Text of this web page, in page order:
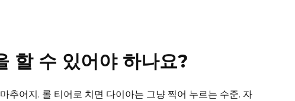
할 수 있어야 하나요?
마추어지. 롤 티어로 치면 다이아는 그냥 찍어 누르는 수준. 자